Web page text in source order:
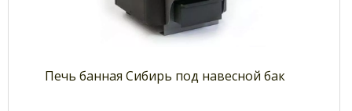
Печь банная Сибирь под навесной бак